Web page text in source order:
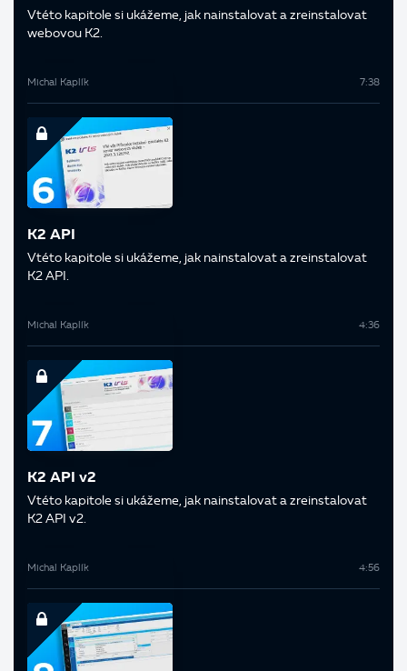
V této kapitole si ukážeme, jak nainstalovat a zreinstalovat
webovou K2.
Michal Kaplík 7:38
K2 API
V této kapitole si ukážeme, jak nainstalovat a zreinstalovat
K2 API.
Michal Kaplík 4:36
K2 API v2
V této kapitole si ukážeme, jak nainstalovat a zreinstalovat
K2 API v2.
Michal Kaplík 4:56